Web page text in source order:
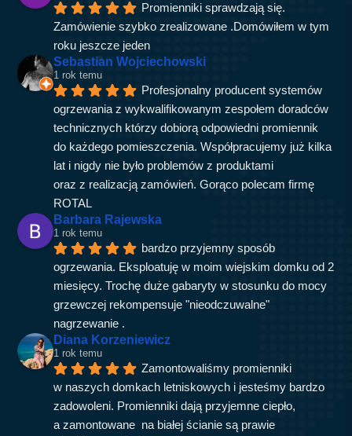
Promienniki sprawdzają się.
Zamówienie szybko zrealizowane .Domówiłem w tym
roku jeszcze jeden
Sebastian Wojciechowski
1 rok temu
Profesjonalny producent systemów
ogrzewania z wykwalifikowanym zespołem doradców
technicznych którzy dobiorą odpowiedni promiennik
do każdego pomieszczenia. Współpracujemy już kilka
lat i nigdy nie było problemów z produktami
oraz z realizacją zamówień. Gorąco polecam firmę
ROTAL
Barbara Rajewska
1 rok temu
bardzo przyjemny sposób
ogrzewania. Eksploatuję w moim wiejskim domku od 2
miesięcy. Trochę duże gabaryty w stosunku do mocy
grzewczej rekompensuje "nieodczuwalne"
nagrzewanie .
Diana Korzeniewicz
1 rok temu
Zamontowaliśmy promienniki
w naszych domkach letniskowych i jesteśmy bardzo
zadowoleni. Promienniki dają przyjemne ciepło,
a zamontowane  na białej ścianie są prawie